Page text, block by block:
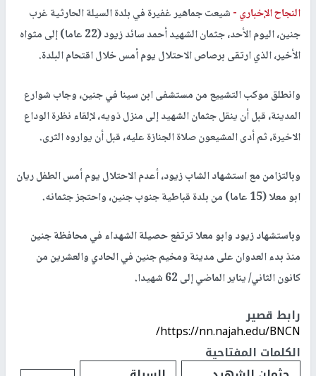
النجاح الإخباري -شيعت جماهير غفيرة في بلدة السيلة الحارثية غرب
جنين، اليوم الأحد، جثمان الشهيد أحمد سائد زيود (22 عاما) إلى مثواه
الأخير، الذي ارتقى برصاص الاحتلال يوم أمس خلال اقتحام البلدة.
وانطلق موكب التشييع من مستشفى ابن سينا في جنين، وجاب شوارع
المدينة، قبل أن ينقل جثمان الشهيد إلى منزل ذويه، لإلقاء نظرة الوداع
الاخيرة، ثم أدى المشيعون صلاة الجنازة عليه، قبل أن يواروه الثرى.
وبالتزامن مع استشهاد الشاب زيود، أعدم الاحتلال يوم أمس الطفل ريان
ابو معلا (15 عاما) من بلدة قباطية جنوب جنين، واحتجز جثمانه.
وباستشهاد زيود وابو معلا ترتفع حصيلة الشهداء في محافظة جنين
منذ بدء العدوان على مدينة ومخيم جنين في الحادي والعشرين من
كانون الثاني/ يناير الماضي إلى 62 شهيدا.
رابط قصير
https://nn.najah.edu/BNCN/
الكلمات المفتاحية